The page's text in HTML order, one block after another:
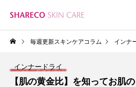
毎週更新スキンケアコラム インナ
インナードライ
【肌の黄金比】を知ってお肌